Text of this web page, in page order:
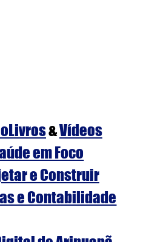
&Vídeos
em Foco
e Construir
e Contabilidade